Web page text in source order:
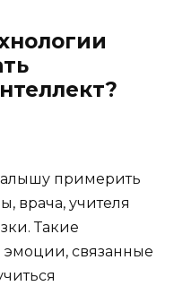
примерить
врача, учителя
Такие
связанные